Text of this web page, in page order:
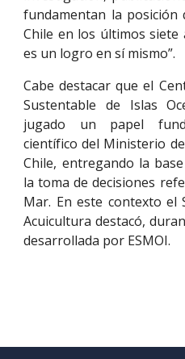
fundamentan la posición
Chile en los últimos siete
es un logro en sí mismo”.
Cabe destacar que el
Sustentable de Islas
jugado un papel
científico del Ministerio
Chile, entregando la
la toma de decisiones
Mar. En este contexto el
Acuicultura destacó,
desarrollada por ESMOI.